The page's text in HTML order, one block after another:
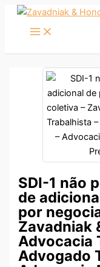
conteúdo
SDI-1 não
de
por
Zavadniak
Advocacia
Advogado